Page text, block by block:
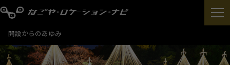
開設からのあゆみ